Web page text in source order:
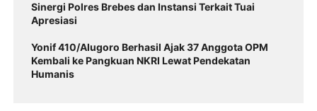
Sinergi Polres Brebes dan Instansi Terkait Tuai
Apresiasi
Yonif 410/Alugoro Berhasil Ajak 37 Anggota OPM
Kembali ke Pangkuan NKRI Lewat Pendekatan
Humanis